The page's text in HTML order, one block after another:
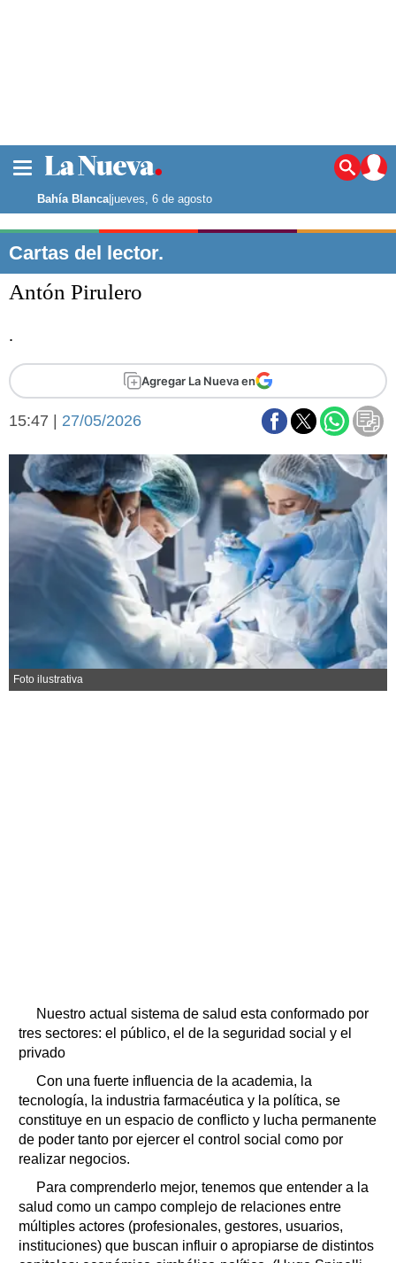
Noticias
La ciudad
Punta Alta
Deportes
Liga del Sur
Federal A
Arte y cultura
Aplausos
Cines
Economía y campo
Economía y finanzas
Con el campo
Espacio empresas
Sociedad y tiempo
Sociedad
Tecnología
Turismo
Salud
Es viral
Bahía Blanca|jueves, 6 de agosto
Cartas del lector.
Antón Pirulero
.
Agregar La Nueva en
15:47 | 27/05/2026
Foto ilustrativa
Nuestro actual sistema de salud esta conformado por
tres sectores: el público, el de la seguridad social y el
privado
Con una fuerte influencia de la academia, la
tecnología, la industria farmacéutica y la política, se
constituye en un espacio de conflicto y lucha permanente
de poder tanto por ejercer el control social como por
realizar negocios.
Para comprenderlo mejor, tenemos que entender a la
salud como un campo complejo de relaciones entre
múltiples actores (profesionales, gestores, usuarios,
instituciones) que buscan influir o apropiarse de distintos